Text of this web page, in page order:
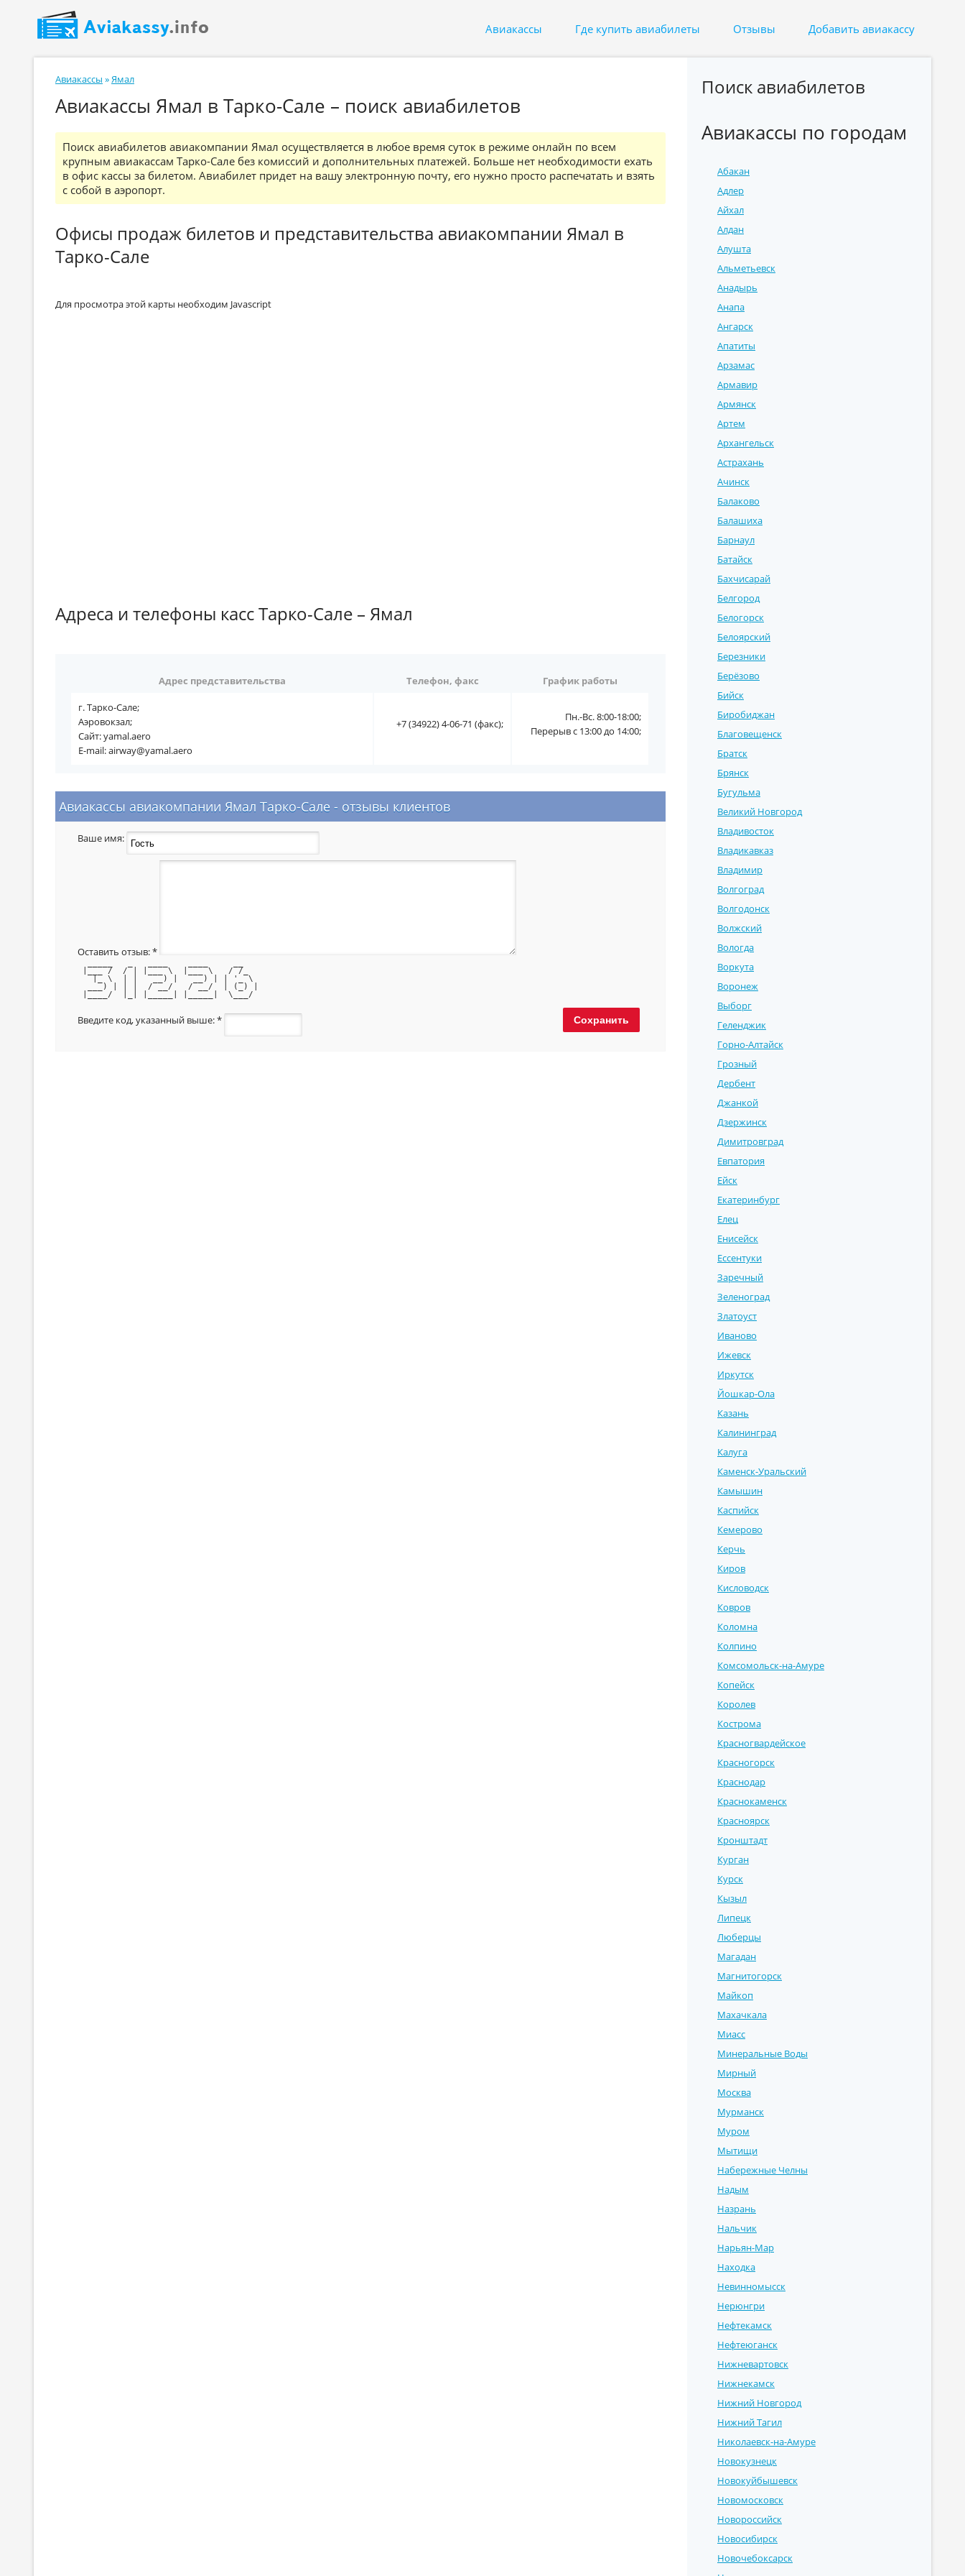
Авиакассы Где купить авиабилеты Отзывы Добавить авиакассу
Авиакассы »Ямал
Авиакассы Ямал в Тарко-Сале – поиск авиабилетов
Поиск авиабилетов авиакомпании Ямал осуществляется в любое время суток в режиме онлайн по всем
крупным авиакассам Тарко-Сале без комиссий и дополнительных платежей. Больше нет необходимости ехать
в офис кассы за билетом. Авиабилет придет на вашу электронную почту, его нужно просто распечатать и взять
с собой в аэропорт.
Офисы продаж билетов и представительства авиакомпании Ямал в
Тарко-Сале
Для просмотра этой карты необходим Javascript
Адреса и телефоны касс Тарко-Сале – Ямал
Адрес представительства Телефон, факс График работы
г. Тарко-Сале;
Аэровокзал;
Сайт: yamal.aero
E-mail: airway@yamal.aero
+7 (34922) 4-06-71 (факс);
Пн.-Вс. 8:00-18:00;
Перерыв с 13:00 до 14:00;
Авиакассы авиакомпании Ямал Тарко-Сале - отзывы клиентов
Ваше имя:
Оставить отзыв:*
|___ /  / | |___ \  |___ \   / /_
   |_ \  | |   __) |   __) | | '_ \
  ___) | | |  / __/   / __/  | (_) |
|____/  |_| |_____| |_____|  \___/
Введите код, указанный выше:*
Поиск авиабилетов
Авиакассы по городам
Абакан
Адлер
Айхал
Алдан
Алушта
Альметьевск
Анадырь
Анапа
Ангарск
Апатиты
Арзамас
Армавир
Армянск
Артем
Архангельск
Астрахань
Ачинск
Балаково
Балашиха
Барнаул
Батайск
Бахчисарай
Белгород
Белогорск
Белоярский
Березники
Берёзово
Бийск
Биробиджан
Благовещенск
Братск
Брянск
Бугульма
Великий Новгород
Владивосток
Владикавказ
Владимир
Волгоград
Волгодонск
Волжский
Вологда
Воркута
Воронеж
Выборг
Геленджик
Горно-Алтайск
Грозный
Дербент
Джанкой
Дзержинск
Димитровград
Евпатория
Ейск
Екатеринбург
Елец
Енисейск
Ессентуки
Заречный
Зеленоград
Златоуст
Иваново
Ижевск
Иркутск
Йошкар-Ола
Казань
Калининград
Калуга
Каменск-Уральский
Камышин
Каспийск
Кемерово
Керчь
Киров
Кисловодск
Ковров
Коломна
Колпино
Комсомольск-на-Амуре
Копейск
Королев
Кострома
Красногвардейское
Красногорск
Краснодар
Краснокаменск
Красноярск
Кронштадт
Курган
Курск
Кызыл
Липецк
Люберцы
Магадан
Магнитогорск
Майкоп
Махачкала
Миасс
Минеральные Воды
Мирный
Москва
Мурманск
Муром
Мытищи
Набережные Челны
Надым
Назрань
Нальчик
Нарьян-Мар
Находка
Невинномысск
Нерюнгри
Нефтекамск
Нефтеюганск
Нижневартовск
Нижнекамск
Нижний Новгород
Нижний Тагил
Николаевск-на-Амуре
Новокузнецк
Новокуйбышевск
Новомосковск
Новороссийск
Новосибирск
Новочебоксарск